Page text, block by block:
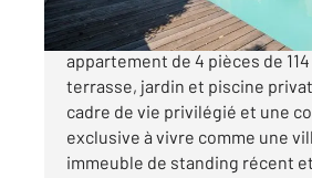
NICE - SAINT-PIERRE-DE-
appartement de 4 pièces de 114
terrasse, jardin et piscine
cadre de vie privilégié et une
exclusive à vivre comme une
immeuble de standing récent et